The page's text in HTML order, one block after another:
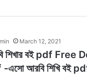
March 12, 2021
শিখার বই pdf Free
এসো আরবি শিখি বই